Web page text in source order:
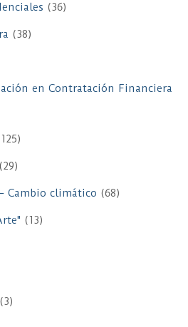
(36)
(38)
en Contratación Financiera
(29)
Cambio climático (68)
(13)